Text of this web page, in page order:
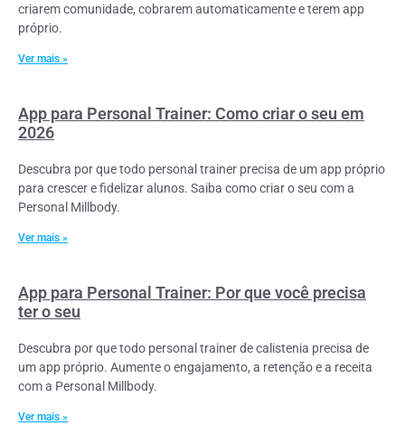
criarem comunidade, cobrarem automaticamente e terem app
próprio.
Ver mais »
App para Personal Trainer: Como criar o seu em
2026
Descubra por que todo personal trainer precisa de um app próprio
para crescer e fidelizar alunos. Saiba como criar o seu com a
Personal Millbody.
Ver mais »
App para Personal Trainer: Por que você precisa
ter o seu
Descubra por que todo personal trainer de calistenia precisa de
um app próprio. Aumente o engajamento, a retenção e a receita
com a Personal Millbody.
Ver mais »